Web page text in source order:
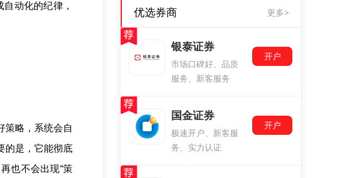
动化的纪律，
策略，系统会自
的是，它能彻底
也不会出现“策
优选券商 更多>
银泰证券
市场口碑好、品质
服务、新客服务
开户
国金证券
极速开户、新客服
务、实力认证
开户